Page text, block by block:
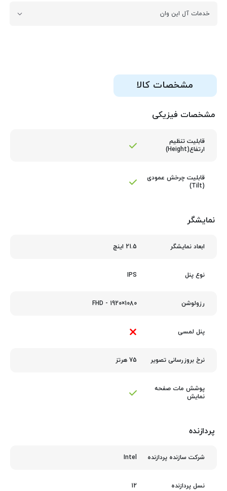
خدمات آل این وان
مشخصات کالا
مشخصات فیزیکی
قابلیت تنظیم
ارتفاع(Height)
قابلیت چرخش عمودی
(Tilt)
نمایشگر
ابعاد نمایشگر 21.5 اینچ
نوع پنل IPS
رزولوشن 1080×1920 - FHD
پنل لمسی
نرخ بروزرسانی تصویر 75 هرتز
پوشش مات صفحه
نمایش
پردازنده
شرکت سازنده پردازنده Intel
نسل پردازنده 12